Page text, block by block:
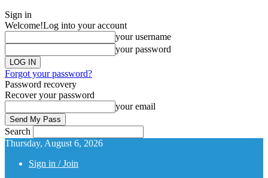
Sign in
Welcome!Log into your account
your username
your password
Forgot your password?
Password recovery
Recover your password
your email
Search
Thursday, August 6, 2026
Sign in / Join